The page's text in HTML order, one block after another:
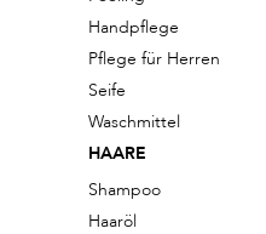
Handpflege
Pflege für Herren
Seife
Waschmittel
HAARE
Shampoo
Haaröl